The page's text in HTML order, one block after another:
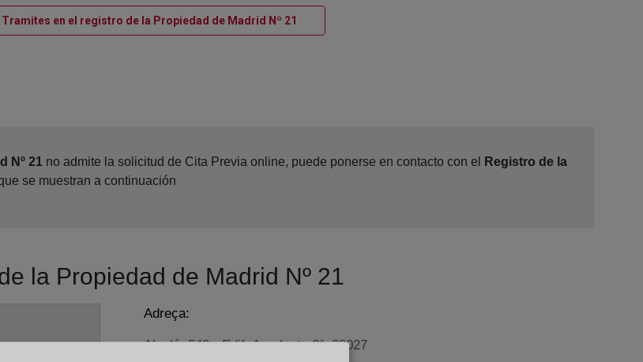
en el registro de la Propiedad de Madrid Nº 21
Nº 21 no admite la solicitud de Cita Previa online, puede ponerse en contacto con el
Registro de la
se muestran a continuación
la Propiedad de Madrid Nº 21
Adreça:
Alcalá, 540 - Edif. A - planta 2ª, 28027